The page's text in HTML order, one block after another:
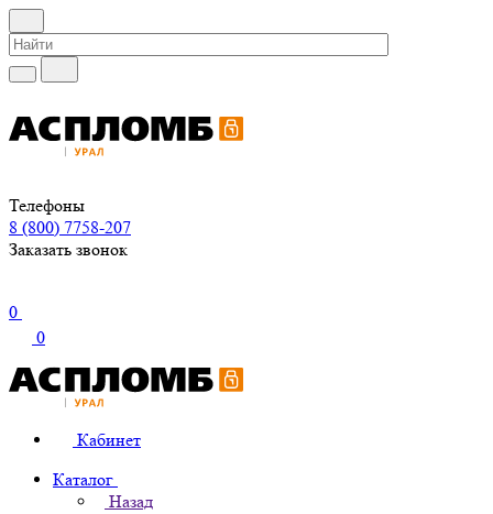
Телефоны
8 (800) 7758-207
Заказать звонок
0
0
Кабинет
Каталог
Назад